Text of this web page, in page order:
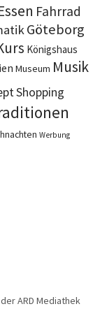
Fahrrad
Göteborg
Königshaus
Museum Musik
Shopping
Werbung
ARD Mediathek